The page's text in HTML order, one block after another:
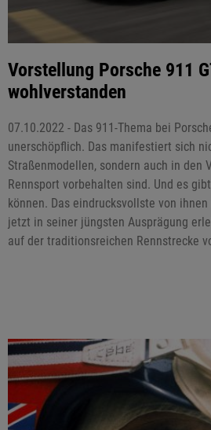
Vorstellung Porsche 911
wohlverstanden
07.10.2022 - Das 911-Thema bei
unerschöpflich. Das manifestiert sich
Straßenmodellen, sondern auch in den
Rennsport vorbehalten sind. Und es
können. Das eindrucksvollste von ihnen
jetzt in seiner jüngsten Ausprägung
auf der traditionsreichen Rennstrecke